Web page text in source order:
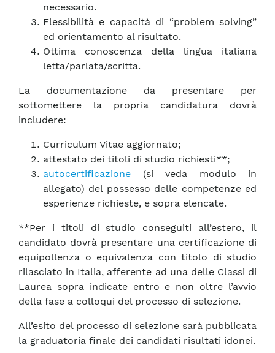
necessario.
Flessibilità e capacità di “problem solving”
ed orientamento al risultato.
Ottima conoscenza della lingua italiana
letta/parlata/scritta.
La documentazione da presentare per
sottomettere la propria candidatura dovrà
includere:
Curriculum Vitae aggiornato;
attestato dei titoli di studio richiesti**;
autocertificazione (si veda modulo in
allegato) del possesso delle competenze ed
esperienze richieste, e sopra elencate.
**Per i titoli di studio conseguiti all’estero, il
candidato dovrà presentare una certificazione di
equipollenza o equivalenza con titolo di studio
rilasciato in Italia, afferente ad una delle Classi di
Laurea sopra indicate entro e non oltre l’avvio
della fase a colloqui del processo di selezione.
All’esito del processo di selezione sarà pubblicata
la graduatoria finale dei candidati risultati idonei.